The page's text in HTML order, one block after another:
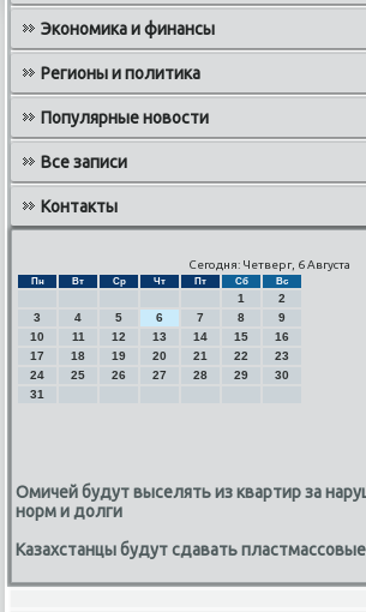
Экономика и финансы
Регионы и политика
Популярные новости
Все записи
Контакты
Сегодня: Четверг, 6 Августа
Пн Вт Ср Чт Пт Сб Вс
1
2
3
4 5 6 7 8
9
10
11 12 13 14 15
16
17
18 19 20 21 22
23
24
25 26 27 28 29
30
31
Омичей будут выселять из квартир за
норм и долги
Казахстанцы будут сдавать